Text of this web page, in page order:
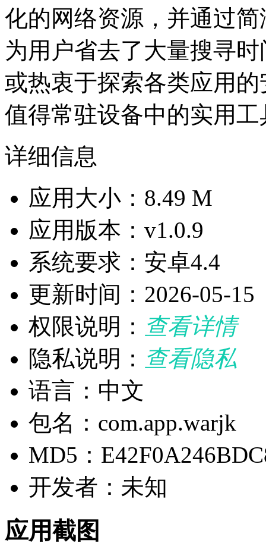
化的网络资源，并通过
为用户省去了大量搜寻
或热衷于探索各类应用
值得常驻设备中的实用工
详细信息
应用大小：8.49 M
应用版本：v1.0.9
系统要求：安卓4.4
更新时间：2026-05-15
权限说明： 查看详情
隐私说明： 查看隐私
语言：中文
包名：com.app.warjk
MD5：
开发者：未知
应用截图